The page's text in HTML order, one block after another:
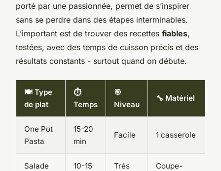
porté par une passionnée, permet de s’inspirer
sans se perdre dans des étapes interminables.
L’important est de trouver des recettes fiables,
testées, avec des temps de cuisson précis et des
résultats constants - surtout quand on débute.
🍽️ Type
de plat
⏱️
Temps
🎯
Niveau
🔧 Matériel
One Pot
Pasta
15-20
min
Facile 1 casserole
Salade
10-15
Très
Coupe-